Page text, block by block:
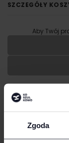
Zgoda
Połączenie
Obramowanie
SZCZEGÓŁY
Aby Twój
RODZAJ NADRUKU
UMIEJSCOWIENIE